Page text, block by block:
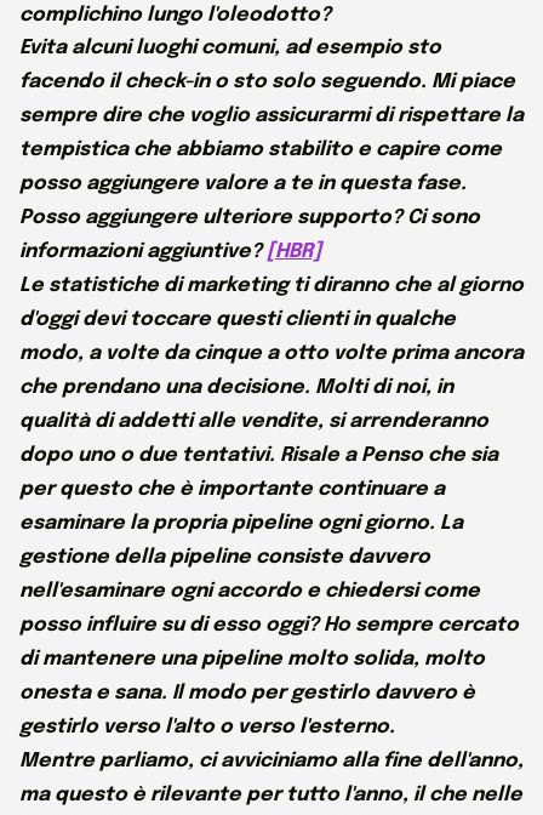
complichino lungo l'oleodotto?
Evita alcuni luoghi comuni, ad esempio sto
facendo il check-in o sto solo seguendo. Mi piace
sempre dire che voglio assicurarmi di rispettare la
tempistica che abbiamo stabilito e capire come
posso aggiungere valore a te in questa fase.
Posso aggiungere ulteriore supporto? Ci sono
informazioni aggiuntive?[HBR]
Le statistiche di marketing ti diranno che al giorno
d'oggi devi toccare questi clienti in qualche
modo, a volte da cinque a otto volte prima ancora
che prendano una decisione. Molti di noi, in
qualità di addetti alle vendite, si arrenderanno
dopo uno o due tentativi. Risale a Penso che sia
per questo che è importante continuare a
esaminare la propria pipeline ogni giorno. La
gestione della pipeline consiste davvero
nell'esaminare ogni accordo e chiedersi come
posso influire su di esso oggi? Ho sempre cercato
di mantenere una pipeline molto solida, molto
onesta e sana. Il modo per gestirlo davvero è
gestirlo verso l'alto o verso l'esterno.
Mentre parliamo, ci avviciniamo alla fine dell'anno,
ma questo è rilevante per tutto l'anno, il che nelle